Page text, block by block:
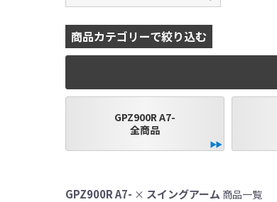
商品カテゴリーで絞り込む
GPZ900R A7-
全商品
GPZ900R A7- × スイングアーム 商品一覧